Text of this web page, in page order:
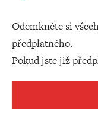
Odemkněte si
předplatného.
Pokud jste již